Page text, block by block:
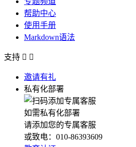
帮助中心
使用手册
Markdown语法
支持  
邀请有礼
私有化部署
如需私有化部署
请添加您的专属客服
或致电：010-86393609